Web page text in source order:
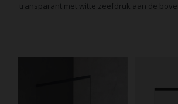
transparant met witte zeefdruk aan de